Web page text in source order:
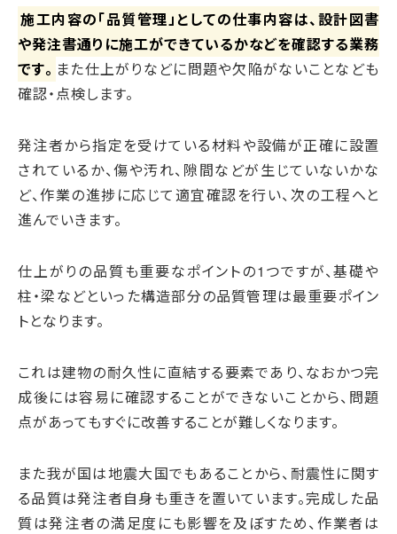
施工内容の「品質管理」としての仕事内容は、設計図書
や発注書通りに施工ができているかなどを確認する業務
です。 また仕上がりなどに問題や欠陥がないことなども
確認・点検します。
発注者から指定を受けている材料や設備が正確に設置
されているか、傷や汚れ、隙間などが生じていないかな
ど、作業の進捗に応じて適宜確認を行い、次の工程へと
進んでいきます。
仕上がりの品質も重要なポイントの1つですが、基礎や
柱・梁などといった構造部分の品質管理は最重要ポイン
トとなります。
これは建物の耐久性に直結する要素であり、なおかつ完
成後には容易に確認することができないことから、問題
点があってもすぐに改善することが難しくなります。
また我が国は地震大国でもあることから、耐震性に関す
る品質は発注者自身も重きを置いています。完成した品
質は発注者の満足度にも影響を及ぼすため、作業者は